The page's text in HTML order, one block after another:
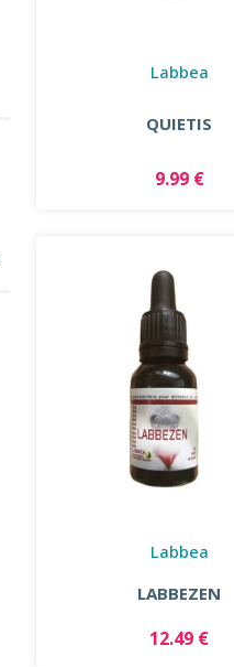
Labbea
QUIETIS
9.99 €
Labbea
LABBEZEN
12.49 €